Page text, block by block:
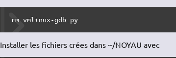
rm vmlinux-gdb.py
Installer les fichiers crées dans ~/NOYAU avec